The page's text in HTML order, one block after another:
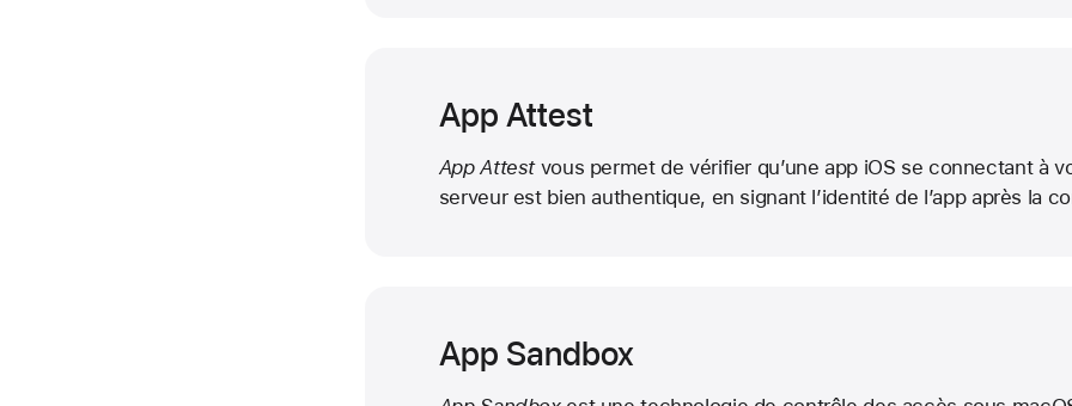
App Attest
App Attestvous permet de vérifier qu’une app iOS se connectant à
serveur est bien authentique, en signant l’identité de l’app après la
App Sandbox